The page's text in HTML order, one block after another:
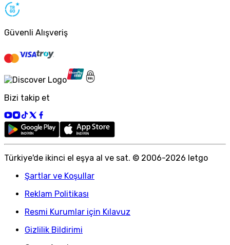
Güvenli Alışveriş
Bizi takip et
Türkiye'de ikinci el eşya al ve sat. © 2006-2026 letgo
Şartlar ve Koşullar
Reklam Politikası
Resmi Kurumlar için Kılavuz
Gizlilik Bildirimi